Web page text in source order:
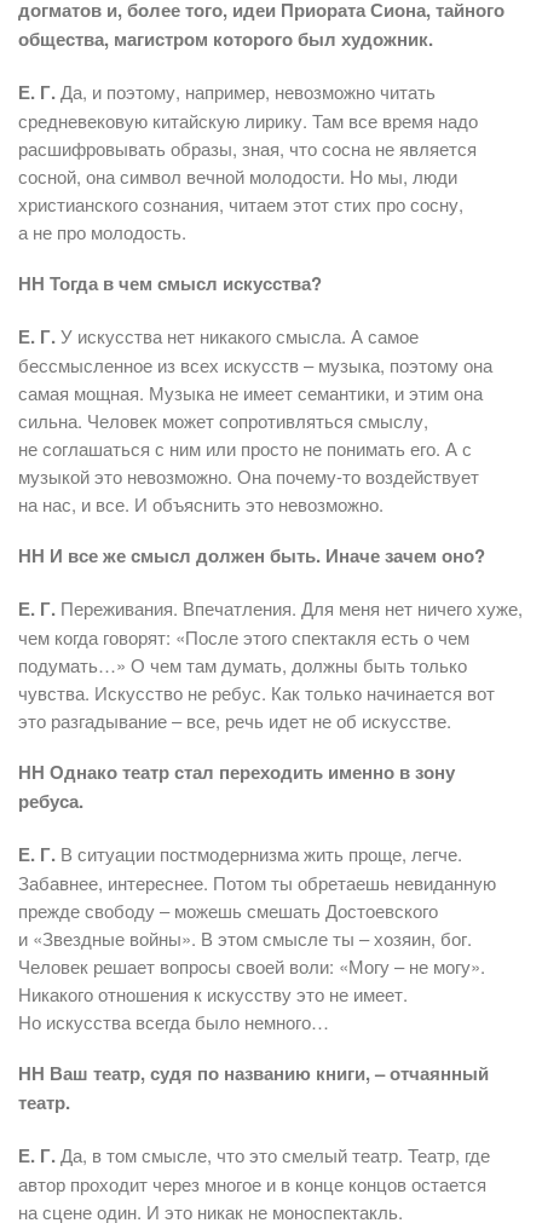
догматов и, более того, идеи Приората Сиона, тайного
общества, магистром которого был художник.
Е. Г. Да, и поэтому, например, невозможно читать
средневековую китайскую лирику. Там все время надо
расшифровывать образы, зная, что сосна не является
сосной, она символ вечной молодости. Но мы, люди
христианского сознания, читаем этот стих про сосну,
а не про молодость.
НН Тогда в чем смысл искусства?
Е. Г.У искусства нет никакого смысла. А самое
бессмысленное из всех искусств – музыка, поэтому она
самая мощная. Музыка не имеет семантики, и этим она
сильна. Человек может сопротивляться смыслу,
не соглашаться с ним или просто не понимать его. А с
музыкой это невозможно. Она почему-то воздействует
на нас, и все. И объяснить это невозможно.
НН И все же смысл должен быть. Иначе зачем оно?
Е. Г. Переживания. Впечатления. Для меня нет ничего хуже,
чем когда говорят: «После этого спектакля есть о чем
подумать…» О чем там думать, должны быть только
чувства. Искусство не ребус. Как только начинается вот
это разгадывание – все, речь идет не об искусстве.
НН Однако театр стал переходить именно в зону
ребуса.
Е. Г. В ситуации постмодернизма жить проще, легче.
Забавнее, интереснее. Потом ты обретаешь невиданную
прежде свободу – можешь смешать Достоевского
и «Звездные войны». В этом смысле ты – хозяин, бог.
Человек решает вопросы своей воли: «Могу – не могу».
Никакого отношения к искусству это не имеет.
Но искусства всегда было немного…
НН Ваш театр, судя по названию книги, – отчаянный
театр.
Е. Г. Да, в том смысле, что это смелый театр. Театр, где
автор проходит через многое и в конце концов остается
на сцене один. И это никак не моноспектакль.